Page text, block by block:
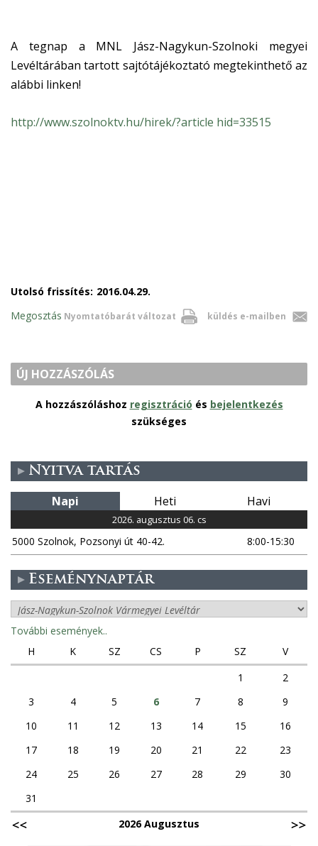
A tegnap a MNL Jász-Nagykun-Szolnoki megyei
Levéltárában tartott sajtótájékoztató megtekinthető az
alábbi linken!
http://www.szolnoktv.hu/hirek/?article hid=33515
Utolsó frissítés: 2016.04.29.
Nyomtatóbarát változat küldés e-mailben
Megosztás
ÚJ HOZZÁSZÓLÁS
A hozzászóláshoz regisztráció és bejelentkezés
szükséges
Nyitva tartás
Napi Heti Havi
2026. augusztus 06. cs
5000 Szolnok, Pozsonyi út 40-42. 8:00-15:30
Eseménynaptár
További események..
H
K SZ CS P SZ
V
1
2
3
4 5 6 7 8
9
10
11 12 13 14 15
16
17
18 19 20 21 22
23
24
25 26 27 28 29
30
31
2026 Augusztus